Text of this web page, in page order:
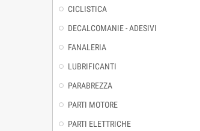
CICLISTICA
DECALCOMANIE - ADESIVI
FANALERIA
LUBRIFICANTI
PARABREZZA
PARTI MOTORE
PARTI ELETTRICHE